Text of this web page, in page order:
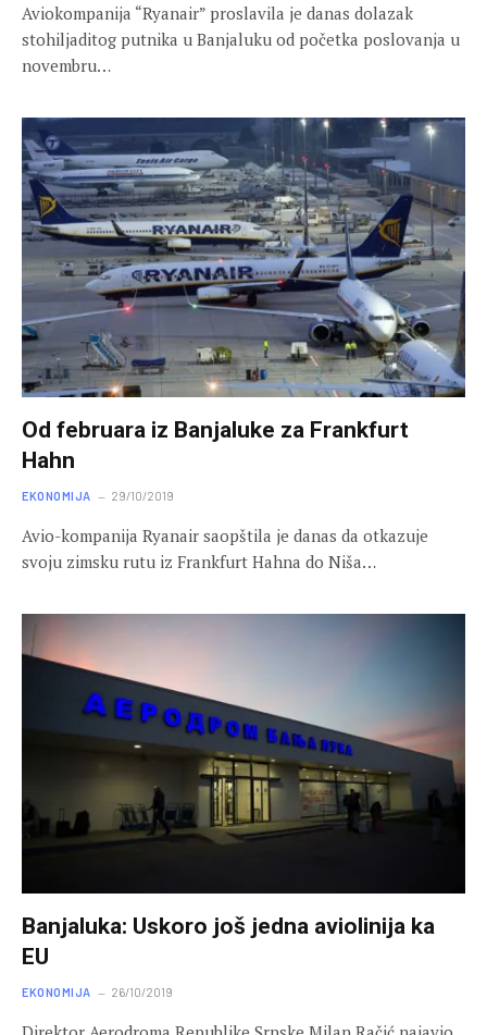
Aviokompanija “Ryanair” proslavila je danas dolazak
stohiljaditog putnika u Banjaluku od početka poslovanja u
novembru…
Od februara iz Banjaluke za Frankfurt
Hahn
EKONOMIJA 29/10/2019
Avio-kompanija Ryanair saopštila je danas da otkazuje
svoju zimsku rutu iz Frankfurt Hahna do Niša…
Banjaluka: Uskoro još jedna aviolinija ka
EU
EKONOMIJA 26/10/2019